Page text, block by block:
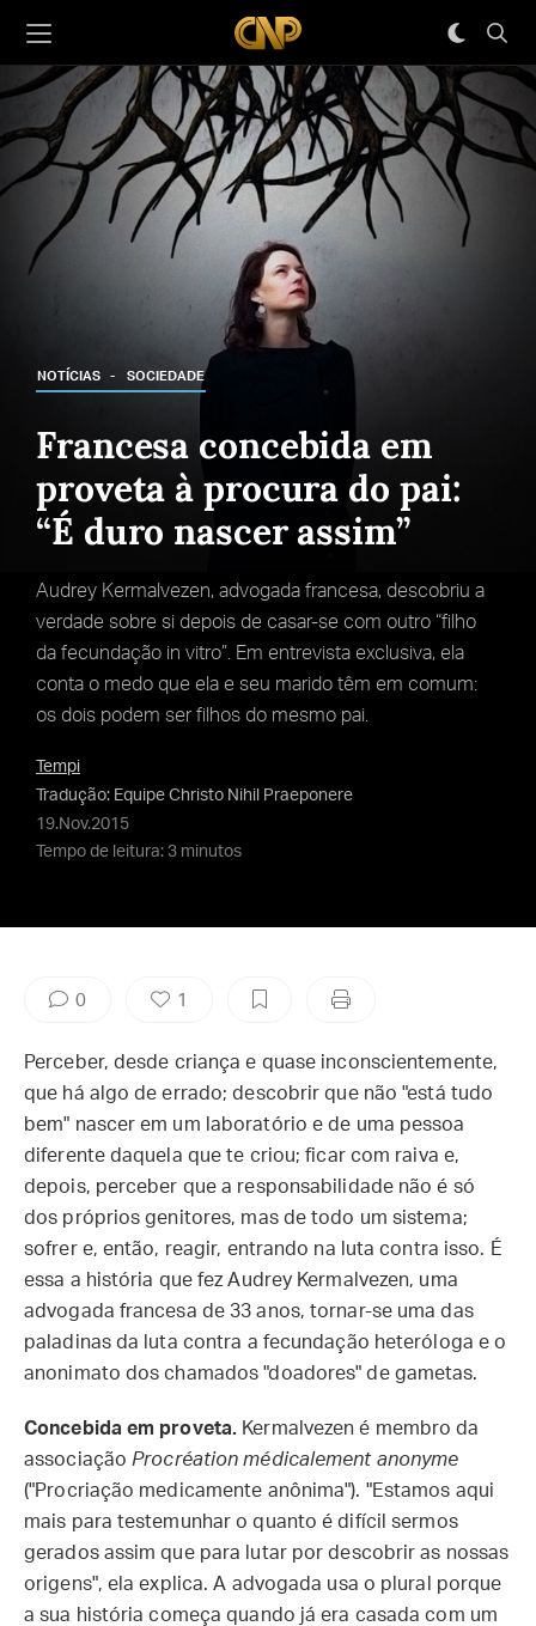
NOTÍCIAS SOCIEDADE
Francesa concebida em
proveta à procura do pai:
“É duro nascer assim”
Audrey Kermalvezen, advogada francesa, descobriu a
verdade sobre si depois de casar-se com outro “filho
da fecundação in vitro”. Em entrevista exclusiva, ela
conta o medo que ela e seu marido têm em comum:
os dois podem ser filhos do mesmo pai.
Tempi
Tradução: Equipe Christo Nihil Praeponere
19.Nov.2015
Tempo de leitura: 3 minutos
0 1
Perceber, desde criança e quase inconscientemente,
que há algo de errado; descobrir que não "está tudo
bem" nascer em um laboratório e de uma pessoa
diferente daquela que te criou; ficar com raiva e,
depois, perceber que a responsabilidade não é só
dos próprios genitores, mas de todo um sistema;
sofrer e, então, reagir, entrando na luta contra isso. É
essa a história que fez Audrey Kermalvezen, uma
advogada francesa de 33 anos, tornar-se uma das
paladinas da luta contra a fecundação heteróloga e o
anonimato dos chamados "doadores" de gametas.
Concebida em proveta. Kermalvezen é membro da
associação Procréation médicalement anonyme
("Procriação medicamente anônima"). "Estamos aqui
mais para testemunhar o quanto é difícil sermos
gerados assim que para lutar por descobrir as nossas
origens", ela explica. A advogada usa o plural porque
a sua história começa quando já era casada com um